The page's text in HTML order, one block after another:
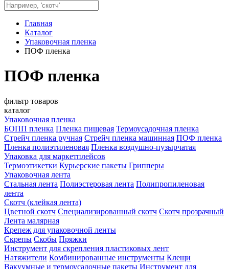
Главная
Каталог
Упаковочная пленка
ПОФ пленка
ПОФ пленка
фильтр товаров
каталог
Упаковочная пленка
БОПП пленка Пленка пищевая Термоусадочная пленка
Стрейч пленка ручная Стрейч пленка машинная ПОФ пленка
Пленка полиэтиленовая Пленка воздушно-пузырчатая
Упаковка для маркетплейсов
Термоэтикетки Курьерские пакеты Грипперы
Упаковочная лента
Стальная лента Полиэстеровая лента Полипропиленовая
лента
Скотч (клейкая лента)
Цветной скотч Специализированный скотч Скотч прозрачный
Лента малярная
Крепеж для упаковочной ленты
Скрепы Скобы Пряжки
Инструмент для скрепления пластиковых лент
Натяжители Комбинированные инструменты Клещи
Вакуумные и термоусадочные пакеты Инструмент для